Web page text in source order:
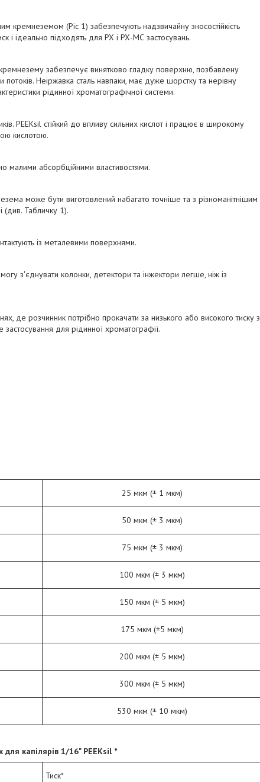
кремнеземом (Ріс 1) забезпечують надзвичайну зносостійкість
і ідеально підходять для РХ і РХ-МС застосувань.
кремнезему забезпечує винятково гладку поверхню, позбавлену
потоків. Неіржавка сталь навпаки, має дуже шорстку та нерівну
рідинної хроматографічної системи.
PEEKsil стійкий до впливу сильних кислот і працює в широкому
кислотою.
малими абсорбційними властивостями.
може бути виготовлений набагато точніше та з різноманітнішим
(див. Табличку 1).
із металевими поверхнями.
з'єднувати колонки, детектори та інжектори легше, ніж із
де розчинник потрібно прокачати за низького або високого тиску з
для рідинної хроматографії.
25 мкм (± 1 мкм)
50 мкм (± 3 мкм)
75 мкм (± 3 мкм)
100 мкм (± 3 мкм)
150 мкм (± 5 мкм)
175 мкм (±5 мкм)
200 мкм (± 5 мкм)
300 мкм (± 5 мкм)
530 мкм (± 10 мкм)
капілярів 1/16" PEEKsil *
Тиск*